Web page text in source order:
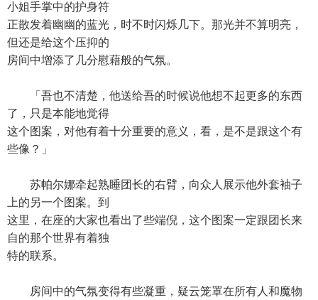
小姐手掌中的护身符
正散发着幽幽的蓝光，时不时闪烁几下。那光并不算明亮，
但还是给这个压抑的
房间中增添了几分慰藉般的气氛。
「吾也不清楚，他送给吾的时候说他想不起更多的东西
了，只是本能地觉得
这个图案，对他有着十分重要的意义，看，是不是跟这个有
些像？」
苏帕尔娜牵起熟睡团长的右臂，向众人展示他外套袖子
上的另一个图案。到
这里，在座的大家也看出了些端倪，这个图案一定跟团长来
自的那个世界有着独
特的联系。
房间中的气氛变得有些凝重，疑云笼罩在所有人和魔物